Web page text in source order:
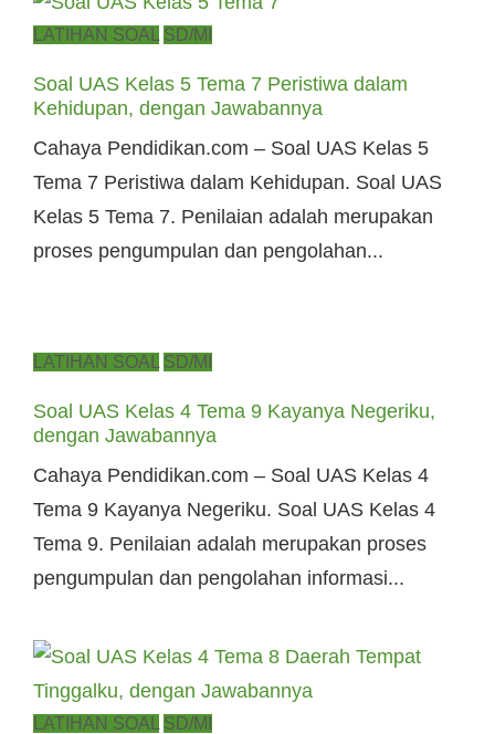
Posted
LATIHAN SOAL SD/MI
Soal UAS Kelas 5 Tema 7 Peristiwa dalam
Kehidupan, dengan Jawabannya
Cahaya Pendidikan.com – Soal UAS Kelas 5
Tema 7 Peristiwa dalam Kehidupan. Soal UAS
Kelas 5 Tema 7. Penilaian adalah merupakan
proses pengumpulan dan pengolahan...
Posted
LATIHAN SOAL SD/MI
Soal UAS Kelas 4 Tema 9 Kayanya Negeriku,
dengan Jawabannya
Cahaya Pendidikan.com – Soal UAS Kelas 4
Tema 9 Kayanya Negeriku. Soal UAS Kelas 4
Tema 9. Penilaian adalah merupakan proses
pengumpulan dan pengolahan informasi...
Posted
LATIHAN SOAL SD/MI